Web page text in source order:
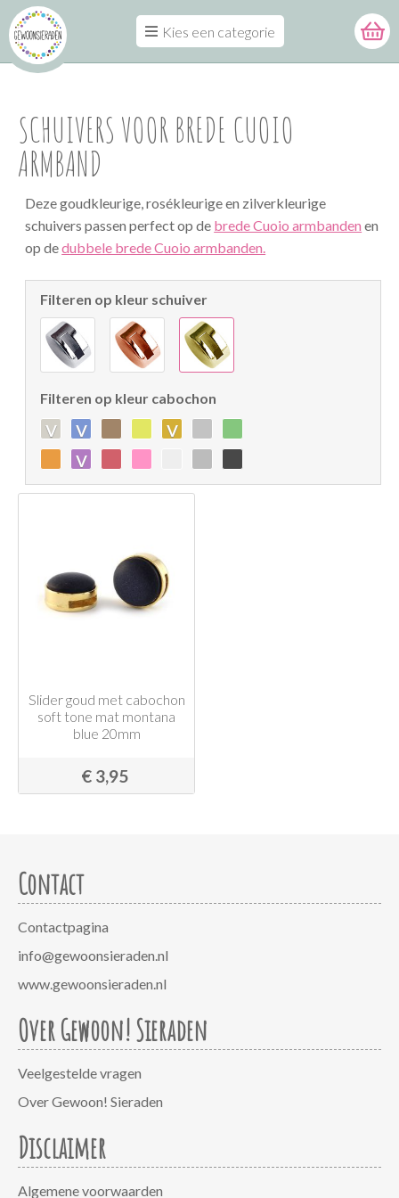
Kies een categorie
SCHUIVERS VOOR BREDE CUOIO
ARMBAND
Deze goudkleurige, rosékleurige en zilverkleurige
schuivers passen perfect op de brede Cuoio armbanden en
op dedubbele brede Cuoio armbanden.
Filteren op kleur schuiver
Filteren op kleur cabochon
v v
v
v
Slider goud met cabochon
soft tone mat montana
blue 20mm
€ 3,95
Contact
Contactpagina
info@gewoonsieraden.nl
www.gewoonsieraden.nl
Over Gewoon! Sieraden
Veelgestelde vragen
Over Gewoon! Sieraden
Disclaimer
Algemene voorwaarden